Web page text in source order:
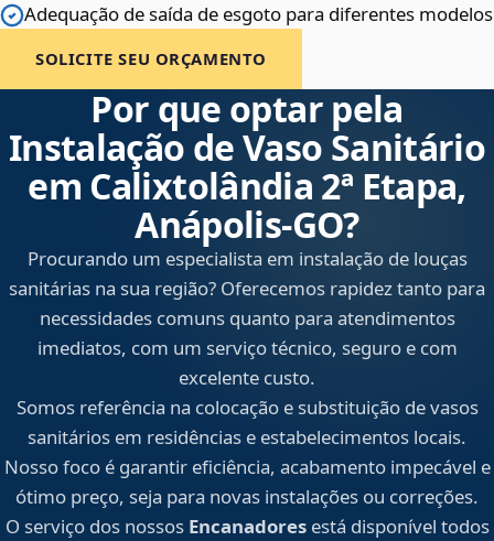
Adequação de saída de esgoto para diferentes modelos
SOLICITE SEU ORÇAMENTO
Por que optar pela
Instalação de Vaso Sanitário
em Calixtolândia 2ª Etapa,
Anápolis‑GO?
Procurando um especialista em instalação de louças
sanitárias na sua região? Oferecemos rapidez tanto para
necessidades comuns quanto para atendimentos
imediatos, com um serviço técnico, seguro e com
excelente custo.
Somos referência na colocação e substituição de vasos
sanitários em residências e estabelecimentos locais.
Nosso foco é garantir eficiência, acabamento impecável e
ótimo preço, seja para novas instalações ou correções.
O serviço dos nossos Encanadoresestá disponível todos